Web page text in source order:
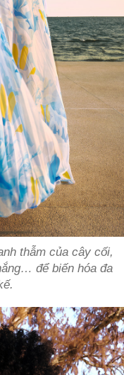
thẫm của cây cối,
để biến hóa đa